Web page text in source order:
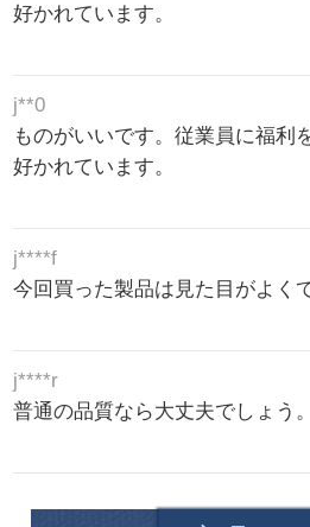
好かれています。
j**0
ものがいいです。従業員に福利
好かれています。
j****f
今回買った製品は見た目がよく
j****r
普通の品質なら大丈夫でしょう。